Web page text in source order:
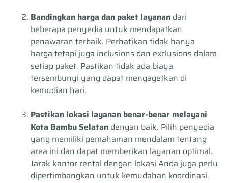
Bandingkan harga dan paket layanan dari
beberapa penyedia untuk mendapatkan
penawaran terbaik. Perhatikan tidak hanya
harga tetapi juga inclusions dan exclusions dalam
setiap paket. Pastikan tidak ada biaya
tersembunyi yang dapat mengagetkan di
kemudian hari.
Pastikan lokasi layanan benar-benar melayani
Kota Bambu Selatan dengan baik. Pilih penyedia
yang memiliki pemahaman mendalam tentang
area ini dan dapat memberikan layanan optimal.
Jarak kantor rental dengan lokasi Anda juga perlu
dipertimbangkan untuk kemudahan koordinasi.